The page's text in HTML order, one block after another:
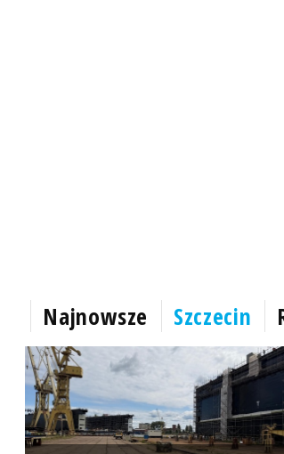
Najnowsze Szczecin